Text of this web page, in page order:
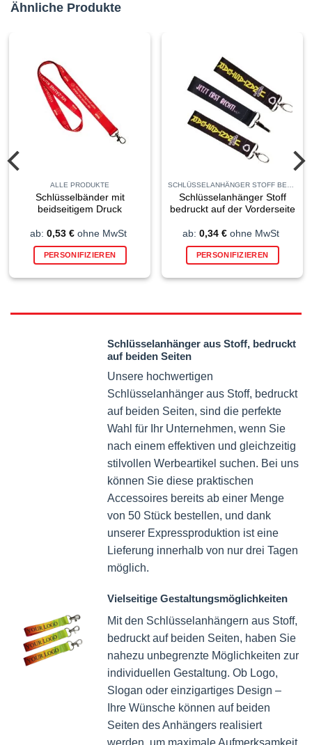
Ähnliche Produkte
ALLE PRODUKTE
Schlüsselbänder mit
beidseitigem Druck
ab: 0,53 € ohne MwSt
PERSONIFIZIEREN
Dieses
auf.
Optionen
können
auf
der
Produktseite
werden
SCHLÜSSELANHÄNGER STOFF BEDRUCKT
Schlüsselanhänger Stoff
bedruckt auf der Vorderseite
ab: 0,34 € ohne MwSt
PERSONIFIZIEREN
Dieses
auf.
der
werden
Schlüsselanhänger aus Stoff, bedruckt
auf beiden Seiten
Unsere hochwertigen
Schlüsselanhänger aus Stoff, bedruckt
auf beiden Seiten, sind die perfekte
Wahl für Ihr Unternehmen, wenn Sie
nach einem effektiven und gleichzeitig
stilvollen Werbeartikel suchen. Bei uns
können Sie diese praktischen
Accessoires bereits ab einer Menge
von 50 Stück bestellen, und dank
unserer Expressproduktion ist eine
Lieferung innerhalb von nur drei Tagen
möglich.
Vielseitige Gestaltungsmöglichkeiten
Mit den Schlüsselanhängern aus Stoff,
bedruckt auf beiden Seiten, haben Sie
nahezu unbegrenzte Möglichkeiten zur
individuellen Gestaltung. Ob Logo,
Slogan oder einzigartiges Design –
Ihre Wünsche können auf beiden
Seiten des Anhängers realisiert